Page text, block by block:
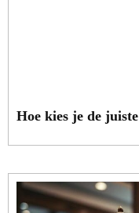
Hoe kies je de